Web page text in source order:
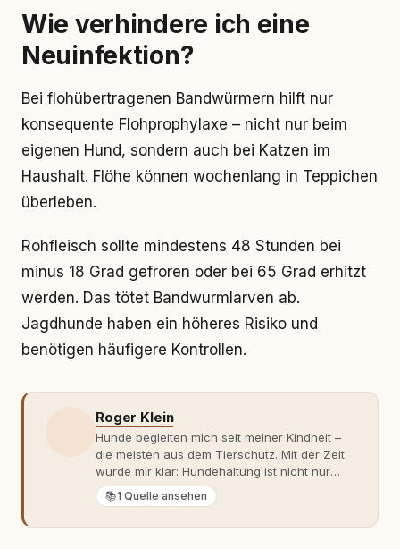
Wie verhindere ich eine
Neuinfektion?
Bei flohübertragenen Bandwürmern hilft nur
konsequente Flohprophylaxe – nicht nur beim
eigenen Hund, sondern auch bei Katzen im
Haushalt. Flöhe können wochenlang in Teppichen
überleben.
Rohfleisch sollte mindestens 48 Stunden bei
minus 18 Grad gefroren oder bei 65 Grad erhitzt
werden. Das tötet Bandwurmlarven ab.
Jagdhunde haben ein höheres Risiko und
benötigen häufigere Kontrollen.
Roger Klein
Hunde begleiten mich seit meiner Kindheit –
die meisten aus dem Tierschutz. Mit der Zeit
wurde mir klar: Hundehaltung ist nicht nur
Gefühl, sondern Verantwortung und
Fachwissen. Der Wendepunkt kam mit meinem
📚1 Quelle ansehen